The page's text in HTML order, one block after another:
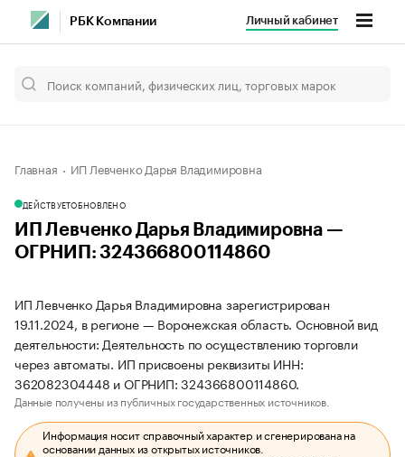
РБК Компании Личный кабинет
Главная ИП Левченко Дарья Владимировна
ДЕЙСТВУЕТОБНОВЛЕНО
ИП Левченко Дарья Владимировна —
ОГРНИП: 324366800114860
ИП Левченко Дарья Владимировна зарегистрирован
19.11.2024, в регионе — Воронежская область. Основной вид
деятельности: Деятельность по осуществлению торговли
через автоматы. ИП присвоены реквизиты ИНН:
362082304448 и ОГРНИП: 324366800114860.
Данные получены из публичных государственных источников.
Информация носит справочный характер и сгенерирована на
основании данных из открытых источников.